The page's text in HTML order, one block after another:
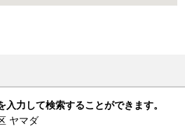
力して検索することができます。
ヤマダ